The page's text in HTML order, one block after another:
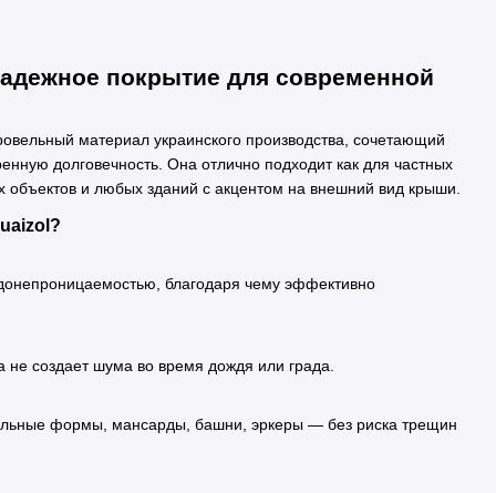
покрытие для современной
материал украинского производства, сочетающий
долговечность. Она отлично подходит как для частных
объектов и любых зданий с акцентом на внешний вид крыши.
благодаря чему эффективно
не создает шума во время дождя или града.
формы, мансарды, башни, эркеры — без риска трещин